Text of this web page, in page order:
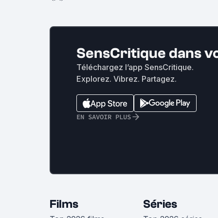
SensCritique dans
Téléchargez l’app SensCritique.
Explorez. Vibrez. Partagez.
EN SAVOIR PLUS
Films Séries